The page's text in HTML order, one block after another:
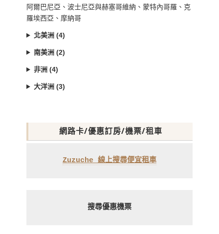
阿爾巴尼亞、波士尼亞與赫塞哥維納、蒙特內哥羅、克
羅埃西亞、摩納哥
北美洲 (4)
南美洲 (2)
非洲 (4)
大洋洲 (3)
網路卡/優惠訂房/機票/租車
Zuzuche 線上搜尋便宜租車
搜尋優惠機票